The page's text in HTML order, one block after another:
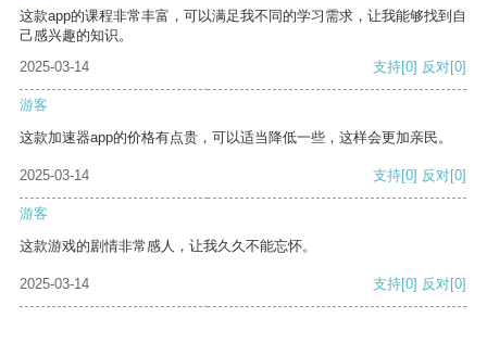
这款app的课程非常丰富，可以满足我不同的学习需求，让我能够找到自
己感兴趣的知识。
2025-03-14
支持[0] 反对[0]
游客
这款加速器app的价格有点贵，可以适当降低一些，这样会更加亲民。
2025-03-14 支持[0] 反对[0]
游客
这款游戏的剧情非常感人，让我久久不能忘怀。
2025-03-14 支持[0] 反对[0]